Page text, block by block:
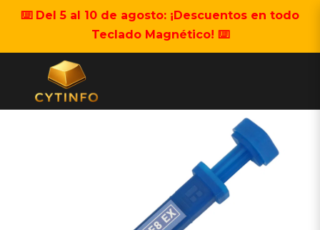
⌨️ Del 5 al 10 de agosto: ¡Descuentos en todo
Teclado Magnético! ⌨️